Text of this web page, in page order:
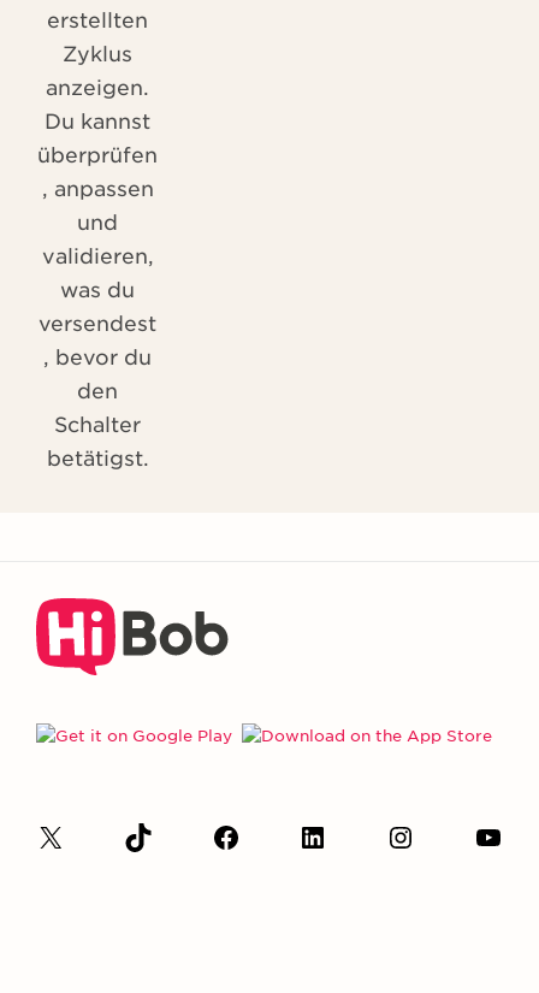
erstellten
Zyklus
anzeigen.
Du kannst
überprüfen
, anpassen
und
validieren,
was du
versendest
, bevor du
den
Schalter
betätigst.